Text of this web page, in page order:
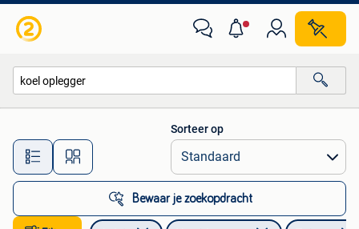
Alle afstanden…
Sorteer op
Bewaar je zoekopdracht